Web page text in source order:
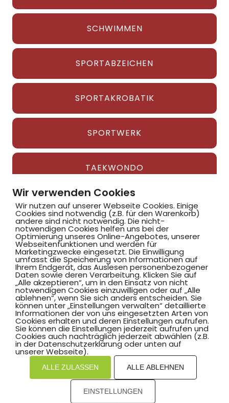
SCHWIMMEN
SPORTABZEICHEN
SPORTAKROBATIK
SPORTWERK
TAEKWONDO
TANZEN
TENNIS
TISCHTENNIS
TRIATHLON
TURNEN
VOLLEYBALL
Wir verwenden Cookies
Wir nutzen auf unserer Webseite Cookies. Einige
Cookies sind notwendig (z.B. für den Warenkorb)
andere sind nicht notwendig. Die nicht-
notwendigen Cookies helfen uns bei der
Optimierung unseres Online-Angebotes, unserer
Webseitenfunktionen und werden für
Marketingzwecke eingesetzt. Die Einwilligung
umfasst die Speicherung von Informationen auf
Ihrem Endgerät, das Auslesen personenbezogener
Daten sowie deren Verarbeitung. Klicken Sie auf
„Alle akzeptieren“, um in den Einsatz von nicht
notwendigen Cookies einzuwilligen oder auf „Alle
ablehnen“, wenn Sie sich anders entscheiden. Sie
können unter „Einstellungen verwalten“ detaillierte
Informationen der von uns eingesetzten Arten von
Cookies erhalten und deren Einstellungen aufrufen.
Sie können die Einstellungen jederzeit aufrufen und
Cookies auch nachträglich jederzeit abwählen (z.B.
in der Datenschutzerklärung oder unten auf
unserer Webseite).
ALLE ZULASSEN ALLE ABLEHNEN
EINSTELLUNGEN